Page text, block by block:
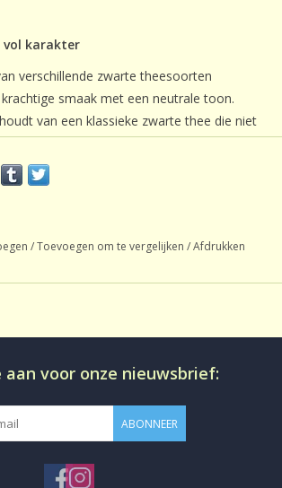
vol karakter
verschillende zwarte theesoorten
smaak met een neutrale toon.
van een klassieke zwarte thee die niet
wel stevig genoeg is om je dag mee te
sluiten.
/Toevoegen om te vergelijken /Afdrukken
aan voor onze nieuwsbrief:
ABONNEER